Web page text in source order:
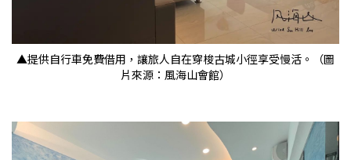
▲提供自行車免費借用，讓旅人自在穿梭古城小徑享受慢活。（圖
片來源：風海山會館）